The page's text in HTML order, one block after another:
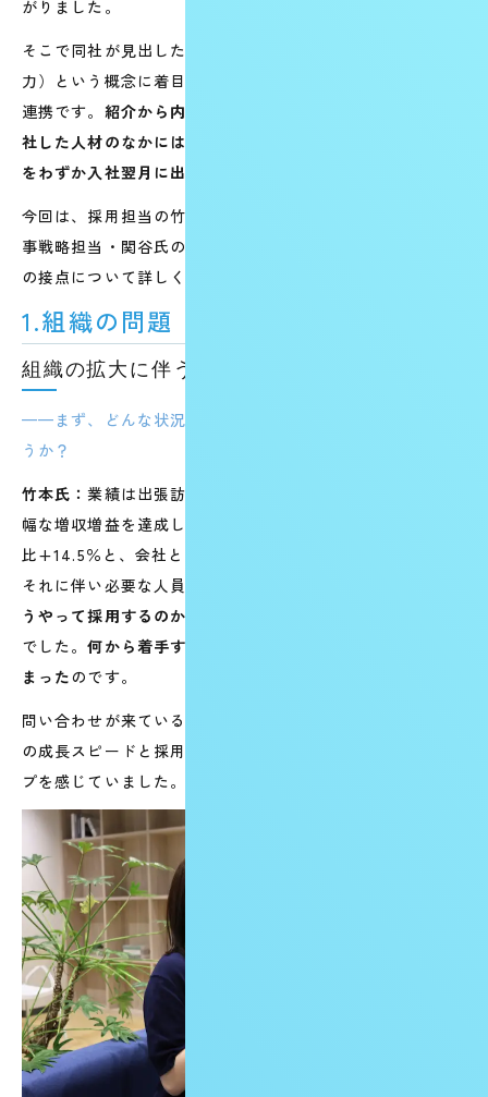
がりました。
そこで同社が見出した突破口のひとつが、GRIT（やり抜く
力）という概念に着目した人材紹介会社・Maenomeryとの
連携です。 紹介から内定承諾までの転換率は25%に達し、入
社した人材のなかには、通常2〜3ヶ月を要する水準の成果
をわずか入社翌月に出した方もいました。
今回は、採用担当の竹本氏、インサイドセールス部門の人
事戦略担当・関谷氏のお二人に、採用の実態とGRIT人材と
の接点について詳しく伺いました。
1.組織の問題
組織の拡大に伴う採用数の大幅増加
——まず、どんな状況から採用の課題が始まったのでしょ
うか？
竹本氏：業績は出張訪問買取・店舗買取ともに好調で、大
幅な増収増益を達成しています。特に問合せ数は前年同期
比+14.5％と、会社として急成長の真っただ中にあります。
それに伴い必要な人員が一気に増えたのですが、
うやって採用するのか」という点が追いついていない状態
でした。何から着手すべきか、手探りの状態から採用は始
まったのです。
問い合わせが来ているのに、対応する人が足りない。会社
の成長スピードと採用のスピードとの間に、大きなギャッ
プを感じていました。